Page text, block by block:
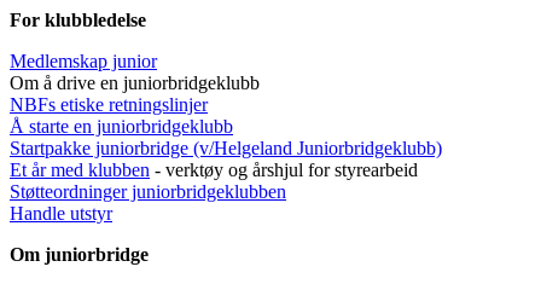
For klubbledelse
Medlemskap junior
Om å drive en juniorbridgeklubb
NBFs etiske retningslinjer
Å starte en juniorbridgeklubb
Startpakke juniorbridge (v/Helgeland Juniorbridgeklubb)
Et år med klubben - verktøy og årshjul for styrearbeid
Støtteordninger juniorbridgeklubben
Handle utstyr
Om juniorbridge